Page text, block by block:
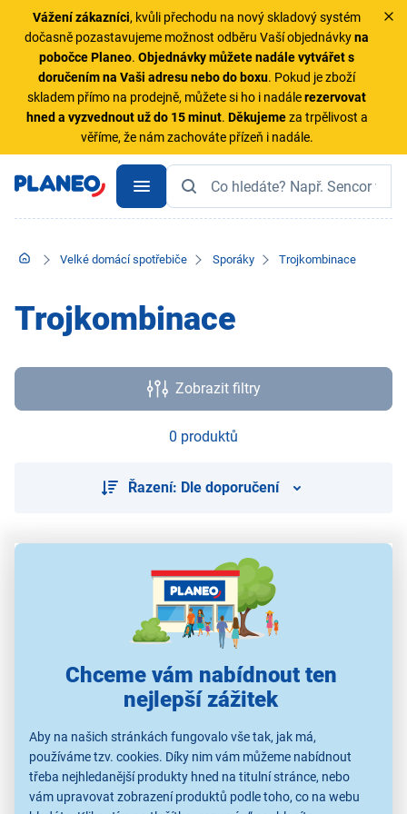
Chceme vám nabídnout ten
nejlepší zážitek
Aby na našich stránkách fungovalo vše tak, jak má,
používáme tzv. cookies. Díky nim vám můžeme nabídnout
třeba nejhledanější produkty hned na titulní stránce, nebo
vám upravovat zobrazení produktů podle toho, co na webu
Vážení zákazníci, kvůli přechodu na nový skladový systém
dočasně pozastavujeme možnost odběru Vaší objednávkyna
pobočce Planeo.Objednávky můžete nadále vytvářet s
doručením na Vaši adresu nebo do boxu. Pokud je zboží
skladem přímo na prodejně, můžete si ho i nadálerezervovat
hned a vyzvednout už do 15 minut. Děkujemeza trpělivost a
věříme, že nám zachováte přízeň i nadále.
Velké domácí spotřebiče Sporáky Trojkombinace
Trojkombinace
Zobrazit filtry
0 produktů
Řazení: Dle doporučení
Použité obrázky jsou pouze ilustrativní a technické specifikace se
mohou v průběhu času změnit bez předchozího upozornění.